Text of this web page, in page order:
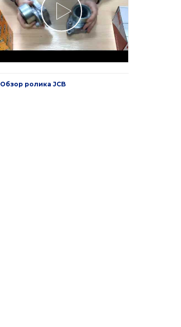
Обзор ролика JCB